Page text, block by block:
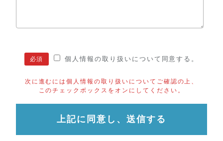
個人情報の取り扱い について同意する。
次に進むには個人情報の取り扱いについてご確認の上、
このチェックボックスをオンにしてください。
上記に同意し、送信する